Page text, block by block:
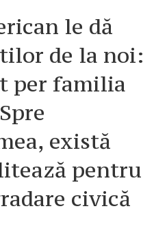
le dă
de la noi:
per familia
există
pentru
civică